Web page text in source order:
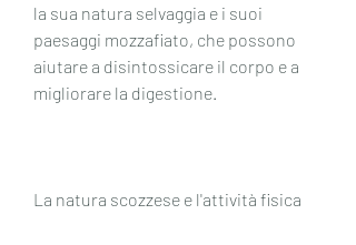
la sua natura selvaggia e i suoi
paesaggi mozzafiato, che possono
aiutare a disintossicare il corpo e a
migliorare la digestione.
La natura scozzese e l'attività fisica